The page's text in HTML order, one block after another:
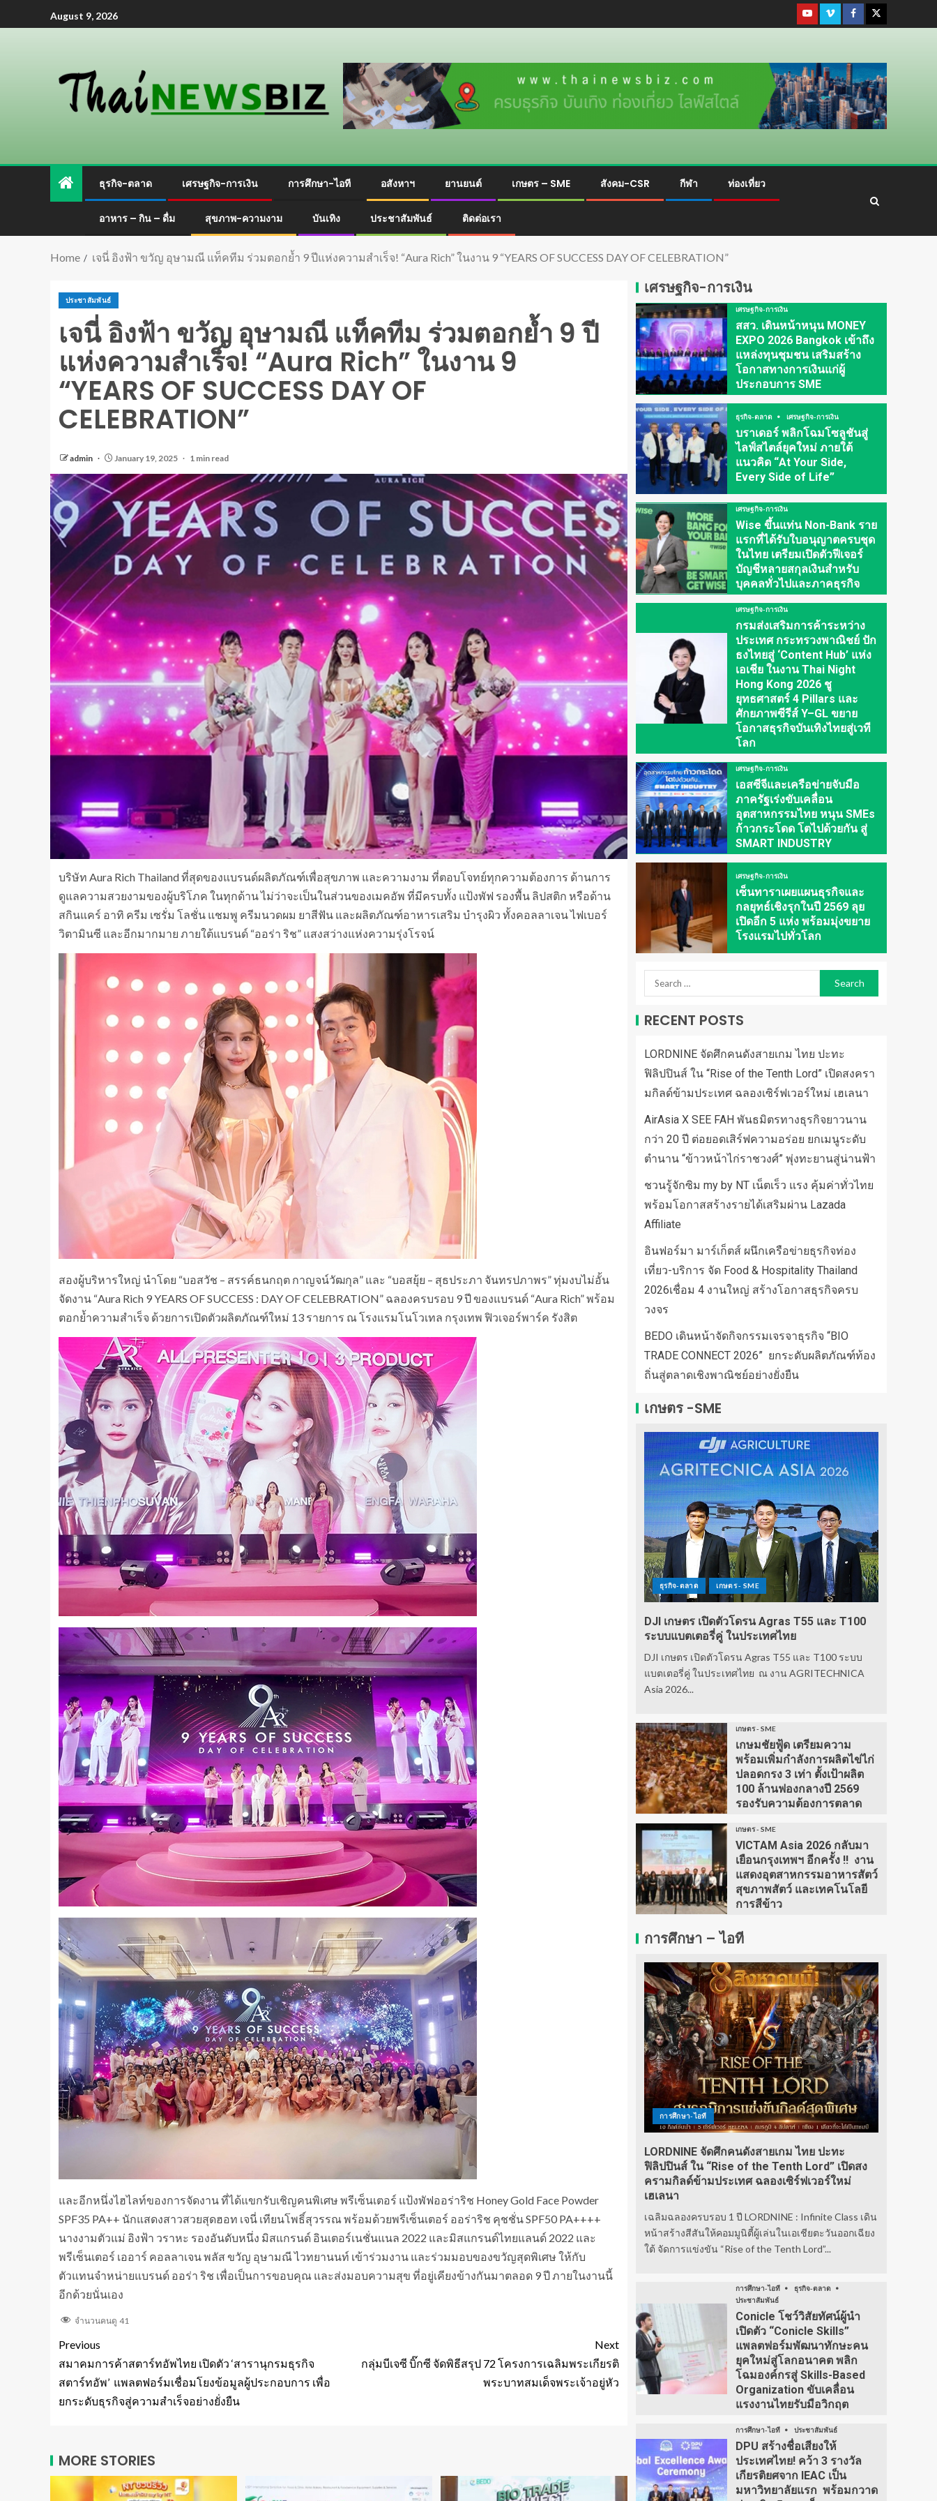
August 9, 2026
ธุรกิจ-ตลาด เศรษฐกิจ-การเงิน การศึกษา-ไอที อสังหาฯ ยานยนต์ เกษตร – SME สังคม-CSR กีฬา ท่องเที่ยว
อาหาร – กิน – ดื่ม สุขภาพ-ความงาม บันเทิง ประชาสัมพันธ์ ติดต่อเรา
Home เจนี่ อิงฟ้า ขวัญ อุษามณี แท็คทีม ร่วมตอกย้ำ 9 ปีแห่งความสำเร็จ! “Aura Rich” ในงาน 9 “YEARS OF SUCCESS DAY OF CELEBRATION”
ประชาสัมพันธ์
เจนี่ อิงฟ้า ขวัญ อุษามณี แท็คทีม ร่วมตอกย้ำ 9 ปี
แห่งความสำเร็จ! “Aura Rich” ในงาน 9
“YEARS OF SUCCESS DAY OF
CELEBRATION”
admin January 19, 2025 1 min read
บริษัท Aura Rich Thailand ที่สุดของแบรนด์ผลิตภัณฑ์เพื่อสุขภาพ และความงาม ที่ตอบโจทย์ทุกความต้องการ ด้านการ
ดูแลความสวยงามของผู้บริโภค ในทุกด้าน ไม่ว่าจะเป็นในส่วนของเมคอัพ ที่มีครบทั้ง แป้งพัฟ รองพื้น ลิปสติก หรือด้าน
สกินแคร์ อาทิ ครีม เซรั่ม โลชั่น แชมพู ครีมนวดผม ยาสีฟัน และผลิตภัณฑ์อาหารเสริม บำรุงผิว ทั้งคอลลาเจน ไฟเบอร์
วิตามินซี และอีกมากมาย ภายใต้แบรนด์ “ออร่า ริช” แสงสว่างแห่งความรุ่งโรจน์
สองผู้บริหารใหญ่ นำโดย “บอสวัช – สรรค์ธนกฤต กาญจน์วัฒกุล” และ “บอสยุ้ย – สุธประภา จันทรปภาพร” ทุ่มงบไม่อั้น
จัดงาน “Aura Rich 9 YEARS OF SUCCESS : DAY OF CELEBRATION” ฉลองครบรอบ 9 ปี ของแบรนด์ “Aura Rich” พร้อม
ตอกย้ำความสำเร็จ ด้วยการเปิดตัวผลิตภัณฑ์ใหม่ 13 รายการ ณ โรงแรมโนโวเทล กรุงเทพ ฟิวเจอร์พาร์ค รังสิต
และอีกหนึ่งไฮไลท์ของการจัดงาน ที่ได้แขกรับเชิญคนพิเศษ พรีเซ็นเตอร์ แป้งพัฟออร่าริช Honey Gold Face Powder
SPF35 PA++ นักแสดงสาวสวยสุดฮอท เจนี่ เทียนโพธิ์สุวรรณ พร้อมด้วยพรีเซ็นเตอร์ ออร่าริช คุชชั่น SPF50 PA++++
นางงามตัวแม่ อิงฟ้า วราหะ รองอันดับหนึ่ง มิสแกรนด์ อินเตอร์เนชั่นแนล 2022 และมิสแกรนด์ไทยแลนด์ 2022 และ
พรีเซ็นเตอร์ เออาร์ คอลลาเจน พลัส ขวัญ อุษามณี ไวทยานนท์ เข้าร่วมงาน และร่วมมอบของขวัญสุดพิเศษ ให้กับ
ตัวแทนจำหน่ายแบรนด์ ออร่า ริช เพื่อเป็นการขอบคุณ และส่งมอบความสุข ที่อยู่เคียงข้างกันมาตลอด 9 ปี ภายในงานนี้
อีกด้วยนั่นเอง
จำนวนคนดู 41
Previous
สมาคมการค้าสตาร์ทอัพไทย เปิดตัว ‘สารานุกรมธุรกิจ
สตาร์ทอัพ’ แพลตฟอร์มเชื่อมโยงข้อมูลผู้ประกอบการ เพื่อ
ยกระดับธุรกิจสู่ความสำเร็จอย่างยั่งยืน
Next
กลุ่มบีเจซี บิ๊กซี จัดพิธีสรุป 72 โครงการเฉลิมพระเกียรติ
พระบาทสมเด็จพระเจ้าอยู่หัว
MORE STORIES
เศรษฐกิจ-การเงิน
เศรษฐกิจ-การเงิน
สสว. เดินหน้าหนุน MONEY
EXPO 2026 Bangkok เข้าถึง
แหล่งทุนชุมชน เสริมสร้าง
โอกาสทางการเงินแก่ผู้
ประกอบการ SME
ธุรกิจ-ตลาด เศรษฐกิจ-การเงิน
บราเดอร์ พลิกโฉมโซลูชันสู่
ไลฟ์สไตล์ยุคใหม่ ภายใต้
แนวคิด “At Your Side,
Every Side of Life”
เศรษฐกิจ-การเงิน
Wise ขึ้นแท่น Non-Bank ราย
แรกที่ได้รับใบอนุญาตครบชุด
ในไทย เตรียมเปิดตัวฟีเจอร์
บัญชีหลายสกุลเงินสำหรับ
บุคคลทั่วไปและภาคธุรกิจ
เศรษฐกิจ-การเงิน
กรมส่งเสริมการค้าระหว่าง
ประเทศ กระทรวงพาณิชย์ ปัก
ธงไทยสู่ ‘Content Hub’ แห่ง
เอเชีย ในงาน Thai Night
Hong Kong 2026 ชู
ยุทธศาสตร์ 4 Pillars และ
ศักยภาพซีรีส์ Y–GL ขยาย
โอกาสธุรกิจบันเทิงไทยสู่เวที
โลก
เศรษฐกิจ-การเงิน
เอสซีจีและเครือข่ายจับมือ
ภาครัฐเร่งขับเคลื่อน
อุตสาหกรรมไทย หนุน SMEs
ก้าวกระโดด โตไปด้วยกัน สู่
SMART INDUSTRY
เศรษฐกิจ-การเงิน
เซ็นทาราเผยแผนธุรกิจและ
กลยุทธ์เชิงรุกในปี 2569 ลุย
เปิดอีก 5 แห่ง พร้อมมุ่งขยาย
โรงแรมไปทั่วโลก
RECENT POSTS
LORDNINE จัดศึกคนดังสายเกม ไทย ปะทะ
ฟิลิปปินส์ ใน “Rise of the Tenth Lord” เปิดสงครา
มกิลด์ข้ามประเทศ ฉลองเซิร์ฟเวอร์ใหม่ เฮเลนา
AirAsia X SEE FAH พันธมิตรทางธุรกิจยาวนาน
กว่า 20 ปี ต่อยอดเสิร์ฟความอร่อย ยกเมนูระดับ
ตำนาน “ข้าวหน้าไก่ราชวงศ์” พุ่งทะยานสู่น่านฟ้า
ชวนรู้จักซิม my by NT เน็ตเร็ว แรง คุ้มค่าทั่วไทย
พร้อมโอกาสสร้างรายได้เสริมผ่าน Lazada
Affiliate
อินฟอร์มา มาร์เก็ตส์ ผนึกเครือข่ายธุรกิจท่อง
เที่ยว-บริการ จัด Food & Hospitality Thailand
2026เชื่อม 4 งานใหญ่ สร้างโอกาสธุรกิจครบ
วงจร
BEDO เดินหน้าจัดกิจกรรมเจรจาธุรกิจ “BIO
TRADE CONNECT 2026” ยกระดับผลิตภัณฑ์ท้อง
ถิ่นสู่ตลาดเชิงพาณิชย์อย่างยั่งยืน
เกษตร -SME
ธุรกิจ-ตลาด เกษตร - SME
DJI เกษตร เปิดตัวโดรน Agras T55 และ T100
ระบบแบตเตอรี่คู่ ในประเทศไทย
DJI เกษตร เปิดตัวโดรน Agras T55 และ T100 ระบบ
แบตเตอรี่คู่ ในประเทศไทย ณ งาน AGRITECHNICA
Asia 2026...
เกษตร - SME
เกษมชัยฟู้ด เตรียมความ
พร้อมเพิ่มกำลังการผลิตไข่ไก่
ปลอดกรง 3 เท่า ตั้งเป้าผลิต
100 ล้านฟองกลางปี 2569
รองรับความต้องการตลาด
เกษตร - SME
VICTAM Asia 2026 กลับมา
เยือนกรุงเทพฯ อีกครั้ง !! งาน
แสดงอุตสาหกรรมอาหารสัตว์
สุขภาพสัตว์ และเทคโนโลยี
การสีข้าว
การศึกษา – ไอที
การศึกษา-ไอที
LORDNINE จัดศึกคนดังสายเกม ไทย ปะทะ
ฟิลิปปินส์ ใน “Rise of the Tenth Lord” เปิดสง
ครามกิลด์ข้ามประเทศ ฉลองเซิร์ฟเวอร์ใหม่
เฮเลนา
เฉลิมฉลองครบรอบ 1 ปี LORDNINE : Infinite Class เดิน
หน้าสร้างสีสันให้คอมมูนิตี้ผู้เล่นในเอเชียตะวันออกเฉียง
ใต้ จัดการแข่งขัน “Rise of the Tenth Lord”...
การศึกษา-ไอที
ธุรกิจ-ตลาด
ประชาสัมพันธ์
Conicle โชว์วิสัยทัศน์ผู้นำ
เปิดตัว “Conicle Skills”
แพลตฟอร์มพัฒนาทักษะคน
ยุคใหม่สู่โลกอนาคต พลิก
โฉมองค์กรสู่ Skills-Based
Organization ขับเคลื่อน
แรงงานไทยรับมือวิกฤต
การศึกษา-ไอที ประชาสัมพันธ์
DPU สร้างชื่อเสียงให้
ประเทศไทย! คว้า 3 รางวัล
เกียรติยศจาก IEAC เป็น
มหาวิทยาลัยแรก พร้อมกวาด